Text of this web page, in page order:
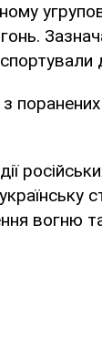
вогню та